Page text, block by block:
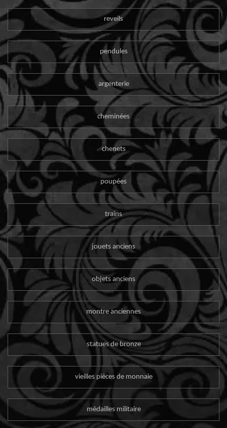
reveils
pendules
argenterie
cheminées
chenets
poupées
trains
jouets anciens
objets anciens
montre anciennes
statues de bronze
vieilles pièces de monnaie
médailles militaire